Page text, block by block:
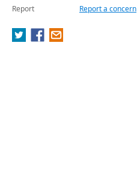
Report
Report a concern